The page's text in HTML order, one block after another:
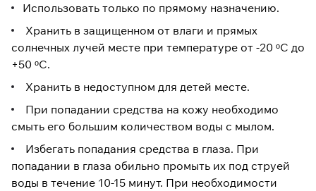
Использовать только по прямому назначению.
Хранить в защищенном от влаги и прямых
солнечных лучей месте при температуре от -20 ᵒС до
+50 ᵒС.
Хранить в недоступном для детей месте.
При попадании средства на кожу необходимо
смыть его большим количеством воды с мылом.
Избегать попадания средства в глаза. При
попадании в глаза обильно промыть их под струей
воды в течение 10-15 минут. При необходимости